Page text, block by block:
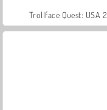
Trollface Quest: USA 2